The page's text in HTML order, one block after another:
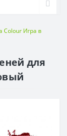
Colour Игра в
для